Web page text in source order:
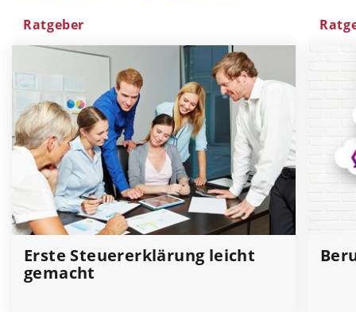
Ratgeber
Erste Steuererklärung leicht
gemacht